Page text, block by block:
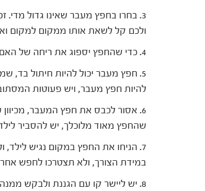
3. בחרו בחפץ מעבר שאינו גדול מדי.
ולכם קל לשאת אותו ממקום למקום
4. כדי שהחפץ יספוג את ריחה של האם, מומלץ שהיא תישן איתו לילה אחד לפחות.
5. חפץ מעבר יכול להיות חיתול בד,
להיות חפץ מעבר, ויש פעוטות
6. אסור לכבס את חפץ המעבר,
שהחפץ מאוד מלוכלך, יש להסביר
7. הניחו את החפץ במקום נגיש לילד,
במידת הצורך, ולא תצטרכו לחפש
8. יש ליישר קו עם הגננת ולבקש